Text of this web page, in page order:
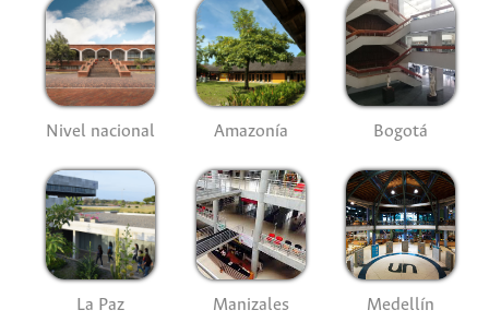
Nivel nacional Amazonía Bogotá
La Paz Manizales Medellín